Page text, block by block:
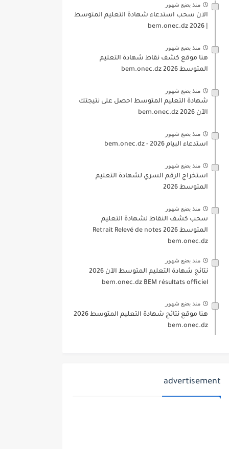
منذ بضع شهور
الآن سحب استدعاء شهادة التعليم المتوسط
منذ بضع شهور
هنا موقع كشف نقاط شهادة التعليم
المتوسط 2026 bem.onec.dz
منذ بضع شهور
شهادة التعليم المتوسط احصل على نتيجتك
الآن bem.onec.dz 2026
منذ بضع شهور
استدعاء البيام 2026 - bem.onec.dz
منذ بضع شهور
استخراج الرقم السري لشهادة التعليم
المتوسط 2026
منذ بضع شهور
سحب كشف النقاط لشهادة التعليم
المتوسط 2026 Retrait Relevé de notes
bem.onec.dz
منذ بضع شهور
نتائج شهادة التعليم المتوسط الآن 2026
bem.onec.dz BEM résultats officiel
منذ بضع شهور
هنا موقع نتائج شهادة التعليم المتوسط 2026
bem.onec.dz
advertisement